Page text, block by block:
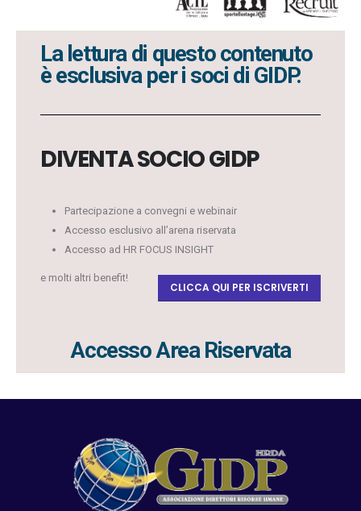
La lettura di questo contenuto
è esclusiva per i soci di GIDP.
DIVENTA SOCIO GIDP
Partecipazione a convegni e webinair
Accesso esclusivo all’arena riservata
Accesso ad HR FOCUS INSIGHT
e molti altri benefit!
CLICCA QUI PER ISCRIVERTI
Accesso Area Riservata